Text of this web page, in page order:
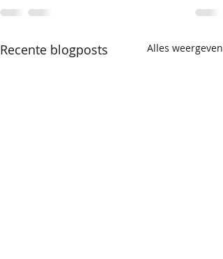
Recente blogposts Alles weergeven